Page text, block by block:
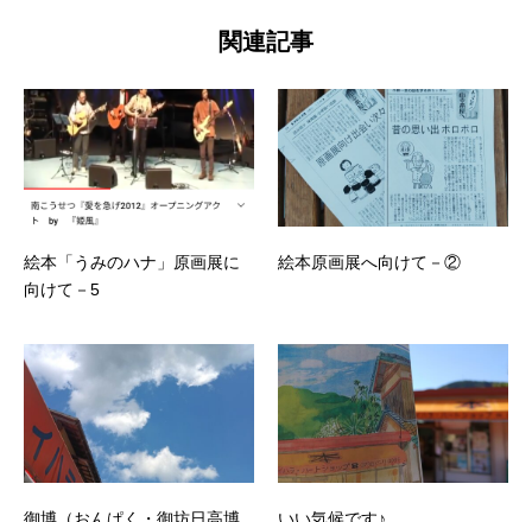
関連記事
絵本「うみのハナ」原画展に
向けて－5
絵本原画展へ向けて－②
御博（おんぱく・御坊日高博 いい気候です♪